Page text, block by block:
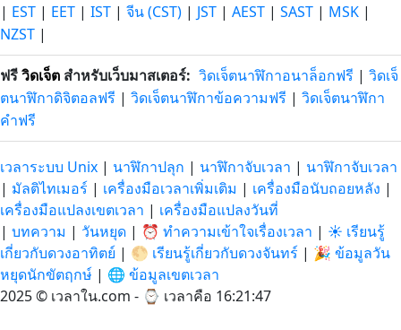
| EST | EET | IST | จีน (CST) | JST | AEST | SAST | MSK |
NZST |
ฟรีวิดเจ็ต สำหรับเว็บมาสเตอร์: วิดเจ็ตนาฬิกาอนาล็อกฟรี | วิดเจ็
ตนาฬิกาดิจิตอลฟรี | วิดเจ็ตนาฬิกาข้อความฟรี | วิดเจ็ตนาฬิกา
คำฟรี
เวลาระบบ Unix | นาฬิกาปลุก | นาฬิกาจับเวลา | นาฬิกาจับเวลา
| มัลติไทเมอร์ | เครื่องมือเวลาเพิ่มเติม | เครื่องมือนับถอยหลัง |
เครื่องมือแปลงเขตเวลา | เครื่องมือแปลงวันที่
| บทความ | วันหยุด | ⏰ ทำความเข้าใจเรื่องเวลา | ☀️ เรียนรู้
เกี่ยวกับดวงอาทิตย์ | 🌕 เรียนรู้เกี่ยวกับดวงจันทร์ | 🎉 ข้อมูลวัน
หยุดนักขัตฤกษ์ | 🌐 ข้อมูลเขตเวลา
2025 © เวลาใน.com - ⌚ เวลาคือ 16:21:47